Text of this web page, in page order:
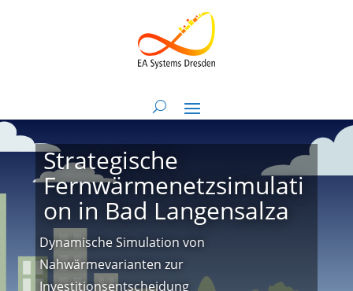
Strategische
Fernwärmenetzsimulati
on in Bad Langensalza
Dynamische Simulation von
Nahwärmevarianten zur
Investitionsentscheidung